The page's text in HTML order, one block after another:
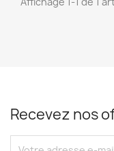
Recevez nos